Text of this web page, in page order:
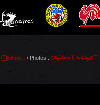
/ Photos :